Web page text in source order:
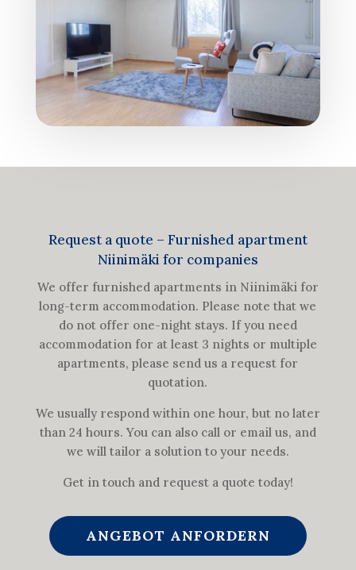
Request a quote – Furnished apartment
Niinimäki for companies
We offer furnished apartments in Niinimäki for
long-term accommodation. Please note that we
do not offer one-night stays. If you need
accommodation for at least 3 nights or multiple
apartments, please send us a request for
quotation.
We usually respond within one hour, but no later
than 24 hours. You can also call or email us, and
we will tailor a solution to your needs.
Get in touch and request a quote today!
ANGEBOT ANFORDERN